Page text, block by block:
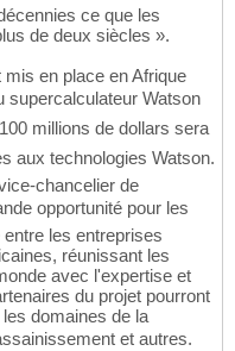
ce que les
de deux siècles ».
en place en Afrique
supercalculateur Watson
millions de dollars sera
aux technologies Watson.
chancelier de
opportunité pour les
les entreprises
réunissant les
avec l'expertise et
du projet pourront
domaines de la
et autres.